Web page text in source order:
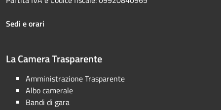
Sedi e orari
La Camera Trasparente
Amministrazione Trasparente
Albo camerale
Bandi di gara